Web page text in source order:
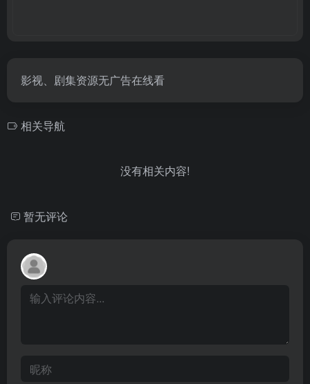
影视、剧集资源无广告在线看
相关导航
没有相关内容!
暂无评论